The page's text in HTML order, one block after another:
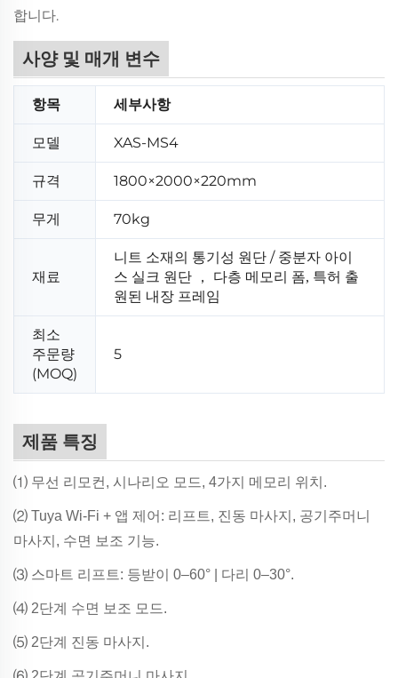
합니다.
사양 및 매개 변수
항목 세부사항
모델 XAS-MS4
규격 1800×2000×220mm
무게 70kg
재료
니트 소재의 통기성 원단 / 중분자 아이
스 실크 원단
， 다층 메모리 폼, 특허 출
원된 내장 프레임
최소
주문량
(MOQ)
5
제품 특징
⑴ 무선 리모컨, 시나리오 모드, 4가지 메모리 위치.
⑵ Tuya Wi-Fi + 앱 제어: 리프트, 진동 마사지, 공기주머니
마사지, 수면 보조 기능.
⑶ 스마트 리프트: 등받이 0–60° | 다리 0–30°.
⑷ 2단계 수면 보조 모드.
⑸ 2단계 진동 마사지.